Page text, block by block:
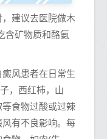
建议去医院做木
含矿物质和酪氨
癜风患者在日常生
，西红柿，山
食物过酸或过辣
有不良影响。每